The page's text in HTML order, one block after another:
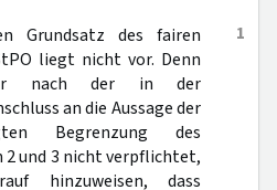
1
Grundsatz des fairen
liegt nicht vor. Denn
nach der in der
an die Aussage der
Begrenzung des
2 und 3 nicht verpflichtet,
hinzuweisen, dass